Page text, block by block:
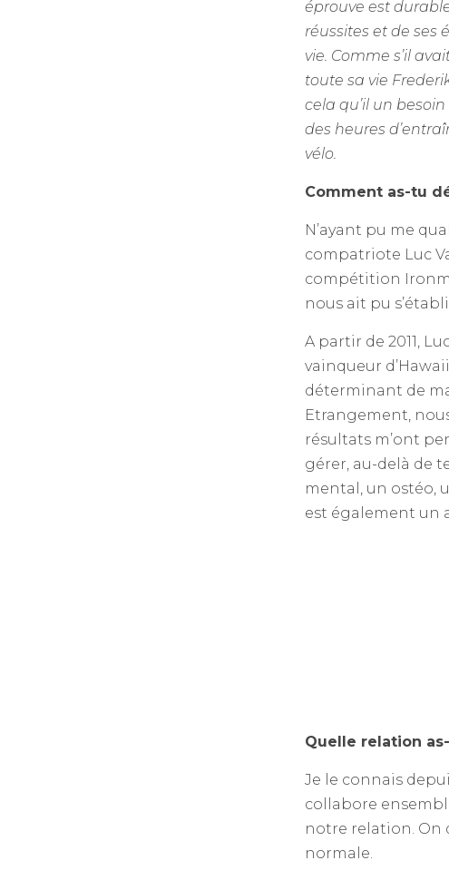
éprouve est
réussites et de ses
vie. Comme s’il
toute sa vie
cela qu’il un
des heures
vélo.
Comment as-tu
N’ayant pu me
compatriote Luc
compétition
nous ait pu
A partir de 2011,
vainqueur
déterminant de
Etrangement,
résultats m’ont
gérer, au-delà de
mental, un ostéo,
est également un
Quelle relation
Je le connais
collabore
notre relation. On
normale.